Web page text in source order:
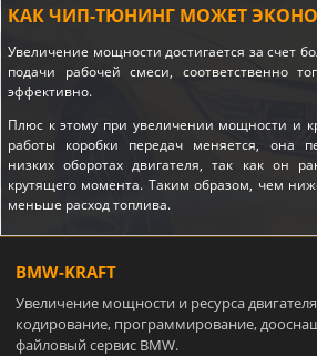
КАК ЧИП-ТЮНИНГ МОЖЕТ
Увеличение мощности достигается за счет
подачи рабочей смеси, соответственно
эффективно.
Плюс к этому при увеличении мощности и
работы коробки передач меняется, она
низких оборотах двигателя, так как он
крутящего момента. Таким образом, чем
меньше расход топлива.
BMW-KRAFT
Увеличение мощности и ресурса
кодирование, программирование,
файловый сервис BMW.